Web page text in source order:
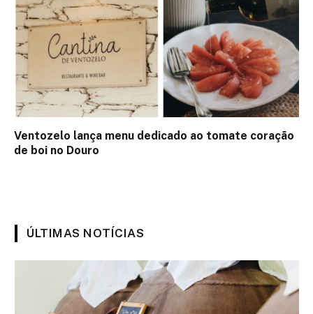
Ventozelo lança menu dedicado ao tomate coração
de boi no Douro
ÚLTIMAS NOTÍCIAS